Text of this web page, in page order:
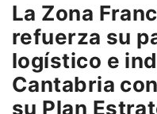
La Zona
refuerza su
logístico e
Cantabria
su Plan